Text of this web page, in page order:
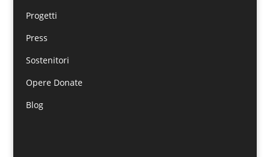
Progetti
Press
Sostenitori
Opere Donate
Blog